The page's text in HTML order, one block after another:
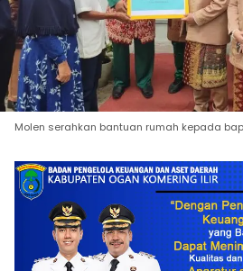
Molen serahkan bantuan rumah kepada